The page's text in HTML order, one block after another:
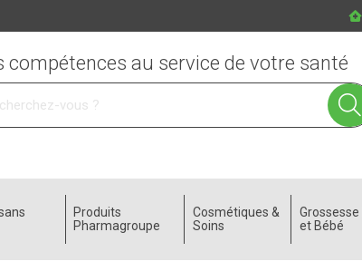
compétences au service de votre santé
Produits
Pharmagroupe
Cosmétiques &
Soins
et Bébé